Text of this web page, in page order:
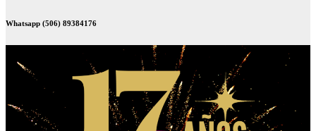
Whatsapp (506) 89384176